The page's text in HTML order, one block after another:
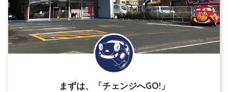
まずは、「チェンジへGO!」